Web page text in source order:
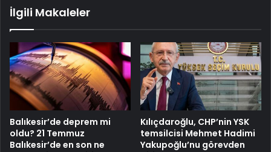
İlgili Makaleler
Balıkesir’de deprem mi
oldu? 21 Temmuz
Balıkesir’de en son ne
Kılıçdaroğlu, CHP’nin YSK
temsilcisi Mehmet Hadimi
Yakupoğlu’nu görevden